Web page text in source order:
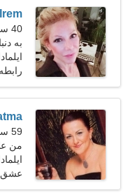
Irem
40 سال, دلو
به
59 ساله, ثور
من
هستم
عشق